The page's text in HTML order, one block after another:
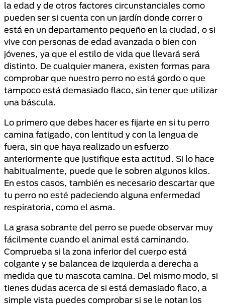
la edad y de otros factores circunstanciales como
pueden ser si cuenta con un jardín donde correr o
está en un departamento pequeño en la ciudad, o si
vive con personas de edad avanzada o bien con
jóvenes, ya que el estilo de vida que llevará será
distinto. De cualquier manera, existen formas para
comprobar que nuestro perro no está gordo o que
tampoco está demasiado flaco, sin tener que utilizar
una báscula.
Lo primero que debes hacer es fijarte en si tu perro
camina fatigado, con lentitud y con la lengua de
fuera, sin que haya realizado un esfuerzo
anteriormente que justifique esta actitud. Si lo hace
habitualmente, puede que le sobren algunos kilos.
En estos casos, también es necesario descartar que
tu perro no esté padeciendo alguna enfermedad
respiratoria, como el asma.
La grasa sobrante del perro se puede observar muy
fácilmente cuando el animal está caminando.
Comprueba si la zona inferior del cuerpo está
colgante y se balancea de izquierda a derecha a
medida que tu mascota camina. Del mismo modo, si
tienes dudas acerca de si está demasiado flaco, a
simple vista puedes comprobar si se le notan los